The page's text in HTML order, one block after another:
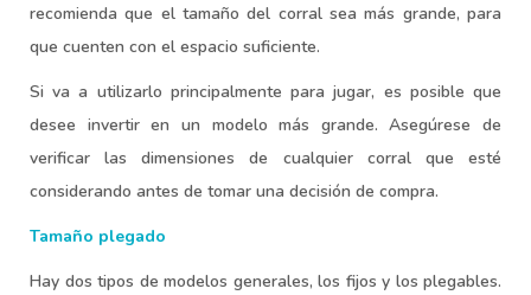
recomienda que el tamaño del corral sea más grande, para
que cuenten con el espacio suficiente.
Si va a utilizarlo principalmente para jugar, es posible que
desee invertir en un modelo más grande. Asegúrese de
verificar las dimensiones de cualquier corral que esté
considerando antes de tomar una decisión de compra.
Tamaño plegado
Hay dos tipos de modelos generales, los fijos y los plegables.